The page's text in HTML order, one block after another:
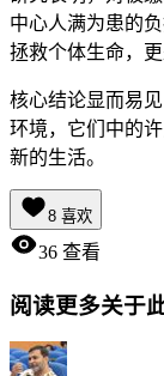
中心人满为患的
拯救个体生命，
核心结论显而易
环境，它们中的
新的生活。
8 喜欢
36 查看
阅读更多关于